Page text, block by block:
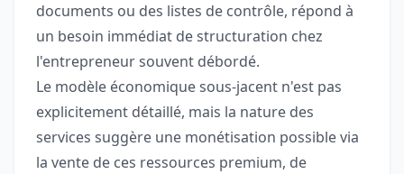
documents ou des listes de contrôle, répond à
un besoin immédiat de structuration chez
l'entrepreneur souvent débordé.
Le modèle économique sous-jacent n'est pas
explicitement détaillé, mais la nature des
services suggère une monétisation possible via
la vente de ces ressources premium, de